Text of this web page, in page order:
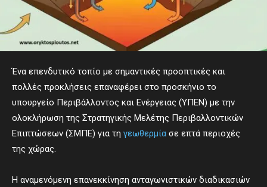
Ένα επενδυτικό τοπίο με σημαντικές προοπτικές και
πολλές προκλήσεις επαναφέρει στο προσκήνιο το
υπουργείο Περιβάλλοντος και Ενέργειας (ΥΠΕΝ) με την
ολοκλήρωση της Στρατηγικής Μελέτης Περιβαλλοντικών
Επιπτώσεων (ΣΜΠΕ) για τη γεωθερμία σε επτά περιοχές
της χώρας.
Η αναμενόμενη επανεκκίνηση ανταγωνιστικών διαδικασιών